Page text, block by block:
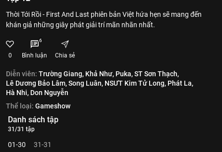
Thời Tới Rồi - First And Last phiên bản Việt hứa hẹn sẽ mang đến
khán giả những giây phát giải trí mãn nhãn nhất.
0
6
Bình luận Chia sẻ
Diễn viên: Trường Giang, Khả Như, Puka,ST Sơn Thạch,
Lê Dương Bảo Lâm,Song Luân, NSƯT Kim Tử Long, Phát La,
Hà Nhi, Don Nguyễn
Thể loại: Gameshow
Danh sách tập
31/31 tập
01-30 31-31